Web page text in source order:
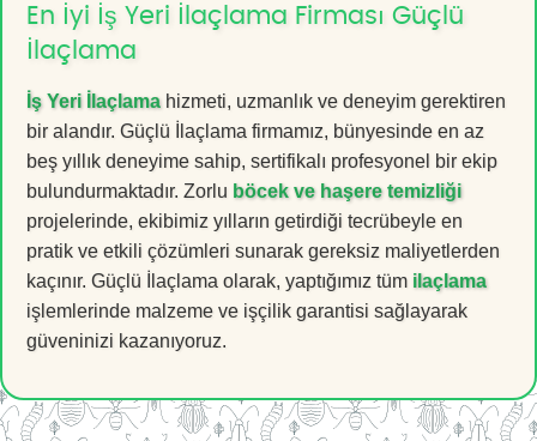
En İyi İş Yeri İlaçlama Firması Güçlü
İlaçlama
İş Yeri İlaçlamahizmeti, uzmanlık ve deneyim gerektiren
bir alandır. Güçlü İlaçlama firmamız, bünyesinde en az
beş yıllık deneyime sahip, sertifikalı profesyonel bir ekip
bulundurmaktadır. Zorlu böcek ve haşere temizliği
projelerinde, ekibimiz yılların getirdiği tecrübeyle en
pratik ve etkili çözümleri sunarak gereksiz maliyetlerden
kaçınır. Güçlü İlaçlama olarak, yaptığımız tüm ilaçlama
işlemlerinde malzeme ve işçilik garantisi sağlayarak
güveninizi kazanıyoruz.